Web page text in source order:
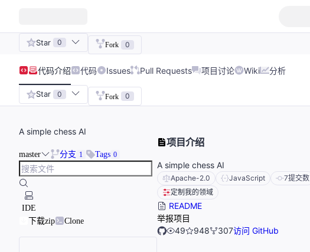
Star 0 Fork 0
代码介绍 代码 Issues Pull Requests 项目讨论 Wiki 分析
Star 0 Fork 0
A simple chess AI
master 分支 1 Tags 0
IDE
下载zip
Clone
项目介绍
A simple chess AI
Apache-2.0 JavaScript 7提交数
定制我的领域
README
举报项目
49
948 307访问 GitHub